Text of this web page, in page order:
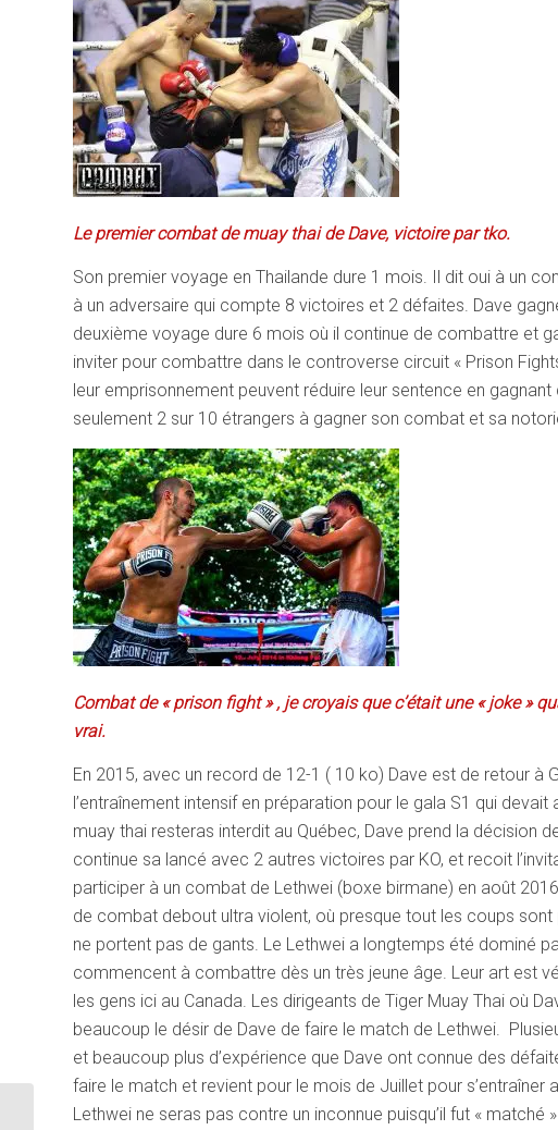
Le premier combat de muay thai de Dave, victoire par tko.
Son premier voyage en Thailande dure 1 mois. Il dit oui à un
à un adversaire qui compte 8 victoires et 2 défaites. Dave
deuxième voyage dure 6 mois où il continue de combattre et
inviter pour combattre dans le controverse circuit « Prison
leur emprisonnement peuvent réduire leur sentence en
seulement 2 sur 10 étrangers à gagner son combat et sa
Combat de « prison fight » , je croyais que c’était une « joke »
vrai.
En 2015, avec un record de 12-1 ( 10 ko) Dave est de retour à
l’entraînement intensif en préparation pour le gala S1 qui
muay thai resteras interdit au Québec, Dave prend la décision
continue sa lancé avec 2 autres victoires par KO, et recoit
participer à un combat de Lethwei (boxe birmane) en août
de combat debout ultra violent, où presque tout les coups
ne portent pas de gants. Le Lethwei a longtemps été dominé
commencent à combattre dès un très jeune âge. Leur art est
les gens ici au Canada. Les dirigeants de Tiger Muay Thai où
beaucoup le désir de Dave de faire le match de Lethwei.
et beaucoup plus d’expérience que Dave ont connue des
faire le match et revient pour le mois de Juillet pour
Lethwei ne seras pas contre un inconnue puisqu’il fut «